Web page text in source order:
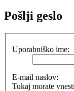
Pošlji geslo
Uporabniško ime:
E-mail naslov:
Tukaj morate